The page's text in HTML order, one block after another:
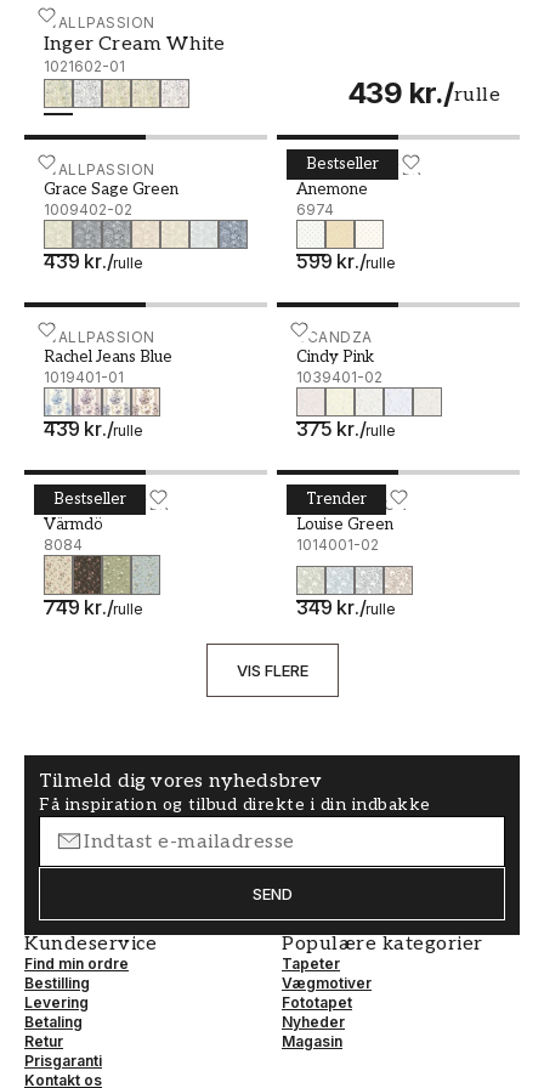
WALLPASSION
Inger Cream White
1021602-01
439 kr./rulle
Inger Cream White - 1021602-01
WALLPASSION
Grace Sage Green
1009402-02
439 kr./rulle
Grace Sage Green - 1009402-02Bestseller
BORÅSTAPETER
Anemone
6974
599 kr./rulle
Anemone - 6974
WALLPASSION
Rachel Jeans Blue
1019401-01
439 kr./rulle
Rachel Jeans Blue - 1019401-01
SCANDZA
Cindy Pink
1039401-02
375 kr./rulle
Cindy Pink - 1039401-02
Bestseller
BORÅSTAPETER
Värmdö
8084
749 kr./rulle
Värmdö - 8084 Trender
WALLPASSION
Louise Green
1014001-02
349 kr./rulle
Louise Green - 1014001-
VIS FLERE
Tilmeld dig vores nyhedsbrev
Få inspiration og tilbud direkte i din indbakke
SEND
Kundeservice
Find min ordre
Bestilling
Levering
Betaling
Retur
Prisgaranti
Kontakt os
Populære kategorier
Tapeter
Vægmotiver
Fototapet
Nyheder
Magasin